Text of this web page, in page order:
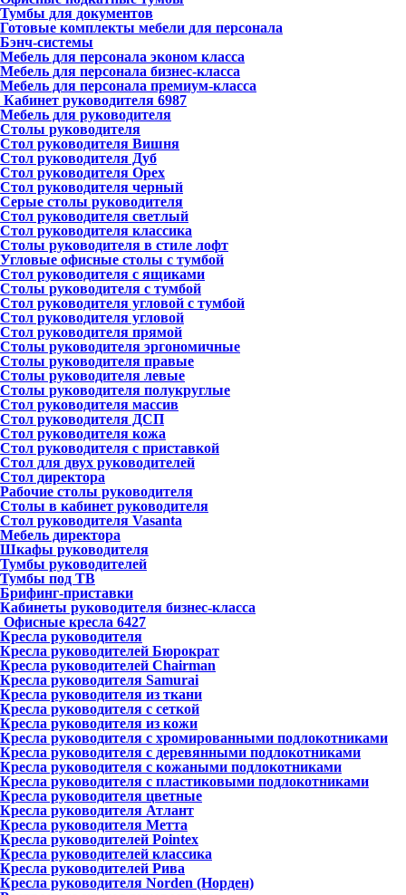
Тумбы для документов
Готовые комплекты мебели для персонала
Бэнч-системы
Мебель для персонала эконом класса
Мебель для персонала бизнес-класса
Мебель для персонала премиум-класса
Кабинет руководителя 6987
Мебель для руководителя
Столы руководителя
Стол руководителя Вишня
Стол руководителя Дуб
Стол руководителя Орех
Стол руководителя черный
Серые столы руководителя
Стол руководителя светлый
Стол руководителя классика
Столы руководителя в стиле лофт
Угловые офисные столы с тумбой
Стол руководителя с ящиками
Столы руководителя с тумбой
Стол руководителя угловой с тумбой
Стол руководителя угловой
Стол руководителя прямой
Столы руководителя эргономичные
Столы руководителя правые
Столы руководителя левые
Столы руководителя полукруглые
Стол руководителя массив
Стол руководителя ДСП
Стол руководителя кожа
Стол руководителя с приставкой
Стол для двух руководителей
Стол директора
Рабочие столы руководителя
Столы в кабинет руководителя
Стол руководителя Vasanta
Мебель директора
Шкафы руководителя
Тумбы руководителей
Тумбы под ТВ
Брифинг-приставки
Кабинеты руководителя бизнес-класса
Офисные кресла 6427
Кресла руководителя
Кресла руководителей Бюрократ
Кресла руководителей Chairman
Кресла руководителя Samurai
Кресла руководителя из ткани
Кресла руководителя с сеткой
Кресла руководителя из кожи
Кресла руководителя с хромированными подлокотниками
Кресла руководителя с деревянными подлокотниками
Кресла руководителя с кожаными подлокотниками
Кресла руководителя с пластиковыми подлокотниками
Кресла руководителя цветные
Кресла руководителя Атлант
Кресла рyководителя Метта
Кресла руководителей Pointex
Кресла руководителей классика
Кресла руководителей Рива
Кресла руководителя Norden (Норден)